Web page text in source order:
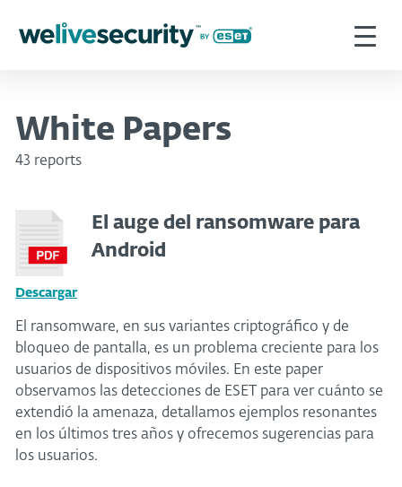
White Papers
43 reports
Descargar
El auge del ransomware para
Android
El ransomware, en sus variantes criptográfico y de
bloqueo de pantalla, es un problema creciente para los
usuarios de dispositivos móviles. En este paper
observamos las detecciones de ESET para ver cuánto se
extendió la amenaza, detallamos ejemplos resonantes
en los últimos tres años y ofrecemos sugerencias para
los usuarios.